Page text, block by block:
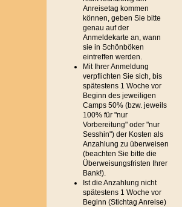
Anreisetag kommen
können, geben Sie bitte
genau auf der
Anmeldekarte an, wann
sie in Schönböken
eintreffen werden.
Mit Ihrer Anmeldung
verpflichten Sie sich, bis
spätestens 1 Woche vor
Beginn des jeweiligen
Camps 50% (bzw. jeweils
100% für "nur
Vorbereitung" oder "nur
Sesshin") der Kosten als
Anzahlung zu überweisen
(beachten Sie bitte die
Überweisungsfristen Ihrer
Bank!).
Ist die Anzahlung nicht
spätestens 1 Woche vor
Beginn (Stichtag Anreise)